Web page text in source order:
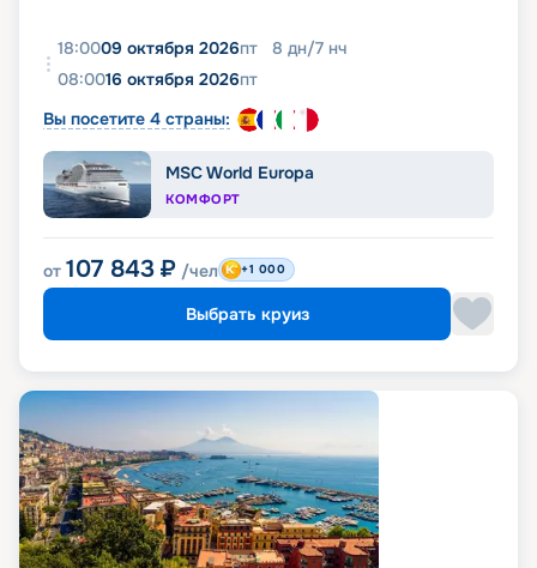
18:0009 октября 2026пт 8 дн/7 нч
08:0016 октября 2026пт
Вы посетите 4 страны:
MSC World Europa
КОМФОРТ
от 107 843 ₽ /чел +1 000
Выбрать круиз